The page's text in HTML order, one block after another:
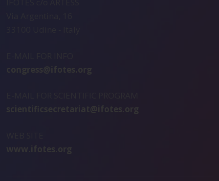
scientificsecretariat@ifotes.org